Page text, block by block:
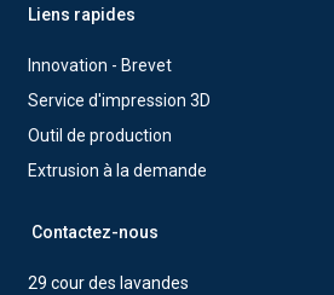
Liens rapides
Innovation - Brevet
Service d'impression 3D
Outil de production
Extrusion à la demande
Contactez-nous
29 cour des lavandes